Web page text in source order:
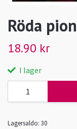
Röda
18.90 kr
I lager
Lagersaldo: 30